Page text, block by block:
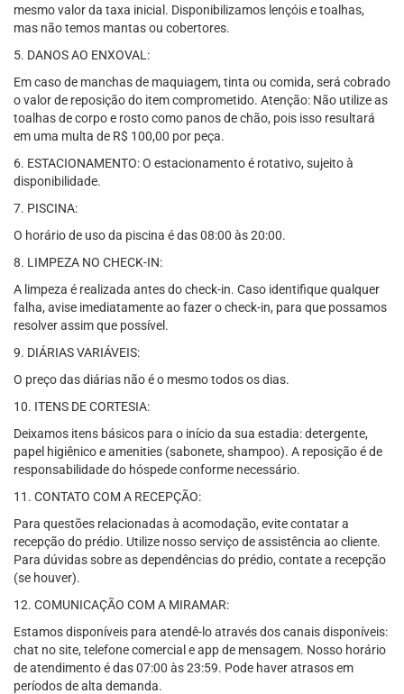
mesmo valor da taxa inicial. Disponibilizamos lençóis e toalhas,
mas não temos mantas ou cobertores.
5. DANOS AO ENXOVAL:
Em caso de manchas de maquiagem, tinta ou comida, será cobrado
o valor de reposição do item comprometido. Atenção: Não utilize as
toalhas de corpo e rosto como panos de chão, pois isso resultará
em uma multa de R$ 100,00 por peça.
6. ESTACIONAMENTO: O estacionamento é rotativo, sujeito à
disponibilidade.
7. PISCINA:
O horário de uso da piscina é das 08:00 às 20:00.
8. LIMPEZA NO CHECK-IN:
A limpeza é realizada antes do check-in. Caso identifique qualquer
falha, avise imediatamente ao fazer o check-in, para que possamos
resolver assim que possível.
9. DIÁRIAS VARIÁVEIS:
O preço das diárias não é o mesmo todos os dias.
10. ITENS DE CORTESIA:
Deixamos itens básicos para o início da sua estadia: detergente,
papel higiênico e amenities (sabonete, shampoo). A reposição é de
responsabilidade do hóspede conforme necessário.
11. CONTATO COM A RECEPÇÃO:
Para questões relacionadas à acomodação, evite contatar a
recepção do prédio. Utilize nosso serviço de assistência ao cliente.
Para dúvidas sobre as dependências do prédio, contate a recepção
(se houver).
12. COMUNICAÇÃO COM A MIRAMAR:
Estamos disponíveis para atendê-lo através dos canais disponíveis:
chat no site, telefone comercial e app de mensagem. Nosso horário
de atendimento é das 07:00 às 23:59. Pode haver atrasos em
períodos de alta demanda.